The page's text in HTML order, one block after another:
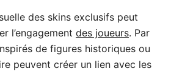
des skins exclusifs peut
l’engagement des joueurs. Par
de figures historiques ou
peuvent créer un lien avec les